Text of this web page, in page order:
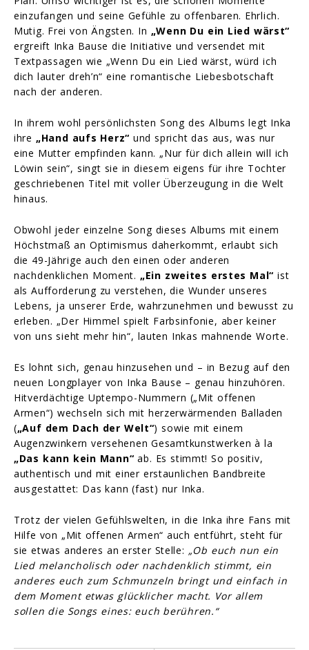
einzufangen und seine Gefühle zu offenbaren. Ehrlich.
Mutig. Frei von Ängsten. In „Wenn Du ein Lied wärst“
ergreift Inka Bause die Initiative und versendet mit
Textpassagen wie „Wenn Du ein Lied wärst, würd ich
dich lauter dreh’n“ eine romantische Liebesbotschaft
nach der anderen.
In ihrem wohl persönlichsten Song des Albums legt Inka
ihre „Hand aufs Herz“ und spricht das aus, was nur
eine Mutter empfinden kann. „Nur für dich allein will ich
Löwin sein“, singt sie in diesem eigens für ihre Tochter
geschriebenen Titel mit voller Überzeugung in die Welt
hinaus.
Obwohl jeder einzelne Song dieses Albums mit einem
Höchstmaß an Optimismus daherkommt, erlaubt sich
die 49-Jährige auch den einen oder anderen
nachdenklichen Moment. „Ein zweites erstes Mal“ist
als Aufforderung zu verstehen, die Wunder unseres
Lebens, ja unserer Erde, wahrzunehmen und bewusst zu
erleben. „Der Himmel spielt Farbsinfonie, aber keiner
von uns sieht mehr hin“, lauten Inkas mahnende Worte.
Es lohnt sich, genau hinzusehen und – in Bezug auf den
neuen Longplayer von Inka Bause – genau hinzuhören.
Hitverdächtige Uptempo-Nummern („Mit offenen
Armen“) wechseln sich mit herzerwärmenden Balladen
(„Auf dem Dach der Welt“) sowie mit einem
Augenzwinkern versehenen Gesamtkunstwerken à la
„Das kann kein Mann“ ab. Es stimmt! So positiv,
authentisch und mit einer erstaunlichen Bandbreite
ausgestattet: Das kann (fast) nur Inka.
Trotz der vielen Gefühlswelten, in die Inka ihre Fans mit
Hilfe von „Mit offenen Armen“ auch entführt, steht für
sie etwas anderes an erster Stelle: „Ob euch nun ein
Lied melancholisch oder nachdenklich stimmt, ein
anderes euch zum Schmunzeln bringt und einfach in
dem Moment etwas glücklicher macht. Vor allem
sollen die Songs eines: euch berühren.“